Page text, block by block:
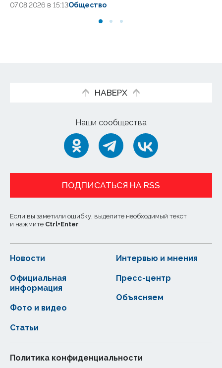
07.08.2026 в 15:13Общество
НАВЕРХ
Наши сообщества
ПОДПИСАТЬСЯ НА RSS
Если вы заметили ошибку, выделите необходимый текст
и нажмите Ctrl+Enter
Новости
Статьи
Официальная
информация
Интервью и мнения
Фото и видео
Пресс-центр
Объясняем
Политика конфиденциальности